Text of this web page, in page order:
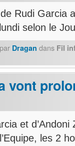
Rudi Garcia
selon le
par Dragan dans Fil
vont
et
les 2